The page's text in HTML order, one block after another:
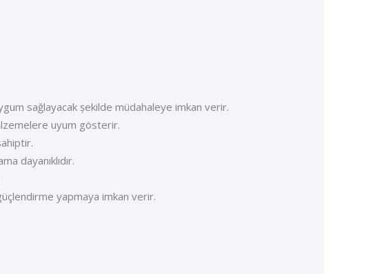
sağlayacak șekilde müdahaleye imkan verir.
uyum gösterir.
dayanıklıdır.
yapmaya imkan verir.